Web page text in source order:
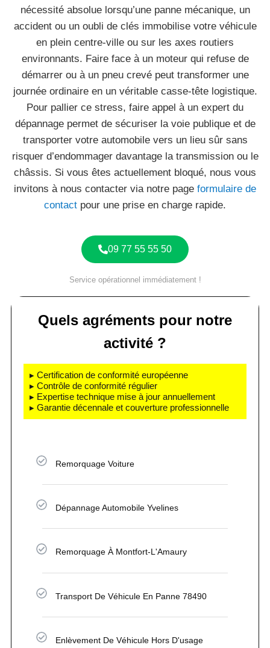
nécessité absolue lorsqu’une panne mécanique, un
accident ou un oubli de clés immobilise votre véhicule
en plein centre-ville ou sur les axes routiers
environnants. Faire face à un moteur qui refuse de
démarrer ou à un pneu crevé peut transformer une
journée ordinaire en un véritable casse-tête logistique.
Pour pallier ce stress, faire appel à un expert du
dépannage permet de sécuriser la voie publique et de
transporter votre automobile vers un lieu sûr sans
risquer d’endommager davantage la transmission ou le
châssis. Si vous êtes actuellement bloqué, nous vous
invitons à nous contacter via notre page formulaire de
contact pour une prise en charge rapide.
09 77 55 55 50
Service opérationnel immédiatement !
Quels agréments pour notre
activité ?
▸ Certification de conformité européenne
▸ Contrôle de conformité régulier
▸ Expertise technique mise à jour annuellement
▸ Garantie décennale et couverture professionnelle
Remorquage Voiture
Dépannage Automobile Yvelines
Remorquage À Montfort-L'Amaury
Transport De Véhicule En Panne 78490
Enlèvement De Véhicule Hors D'usage